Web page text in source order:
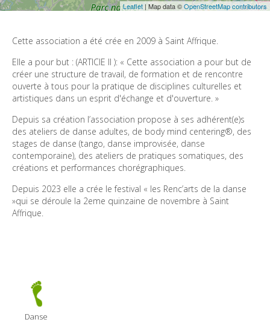
Leaflet | Map data ©OpenStreetMap contributors
Cette association a été crée en 2009 à Saint Affrique.
Elle a pour but : (ARTICIE ll ): « Cette association a pour but de
créer une structure de travail, de formation et de rencontre
ouverte à tous pour la pratique de disciplines culturelles et
artistiques dans un esprit d'échange et d'ouverture. »
Depuis sa création l’association propose à ses adhérent(e)s
des ateliers de danse adultes, de body mind centering®, des
stages de danse (tango, danse improvisée, danse
contemporaine), des ateliers de pratiques somatiques, des
créations et performances chorégraphiques.
Depuis 2023 elle a crée le festival « les Renc’arts de la danse
»qui se déroule la 2eme quinzaine de novembre à Saint
Affrique.
Danse